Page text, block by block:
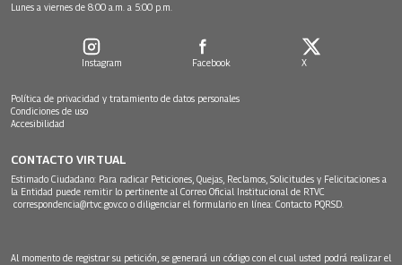
Lunes a viernes de 8:00 a.m. a 5:00 p.m.
Instagram Facebook X
Política de privacidad y tratamiento de datos personales
Condiciones de uso
Accesibilidad
CONTACTO VIRTUAL
Estimado Ciudadano: Para radicar Peticiones, Quejas, Reclamos, Solicitudes y Felicitaciones a
la Entidad puede remitir lo pertinente al Correo Oficial Institucional de RTVC
correspondencia@rtvc.gov.co o diligenciar el formulario en línea: Contacto PQRSD.
Al momento de registrar su petición, se generará un código con el cual usted podrá realizar el